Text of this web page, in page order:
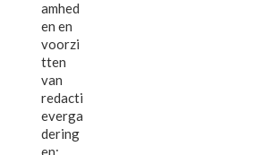
amhed
en en
voorzi
tten
van
redacti
everga
dering
en;